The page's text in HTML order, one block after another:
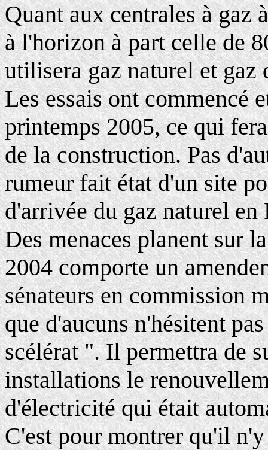
Quant aux centrales à gaz
à l'horizon à part celle de
utilisera gaz naturel et
Les essais ont commencé
printemps 2005, ce qui
de la construction. Pas
rumeur fait état d'un site
d'arrivée du gaz naturel en
Des menaces planent sur
2004 comporte un
sénateurs en commission
que d'aucuns n'hésitent
scélérat ". Il permettra de
installations le
d'électricité qui était
C'est pour montrer qu'il